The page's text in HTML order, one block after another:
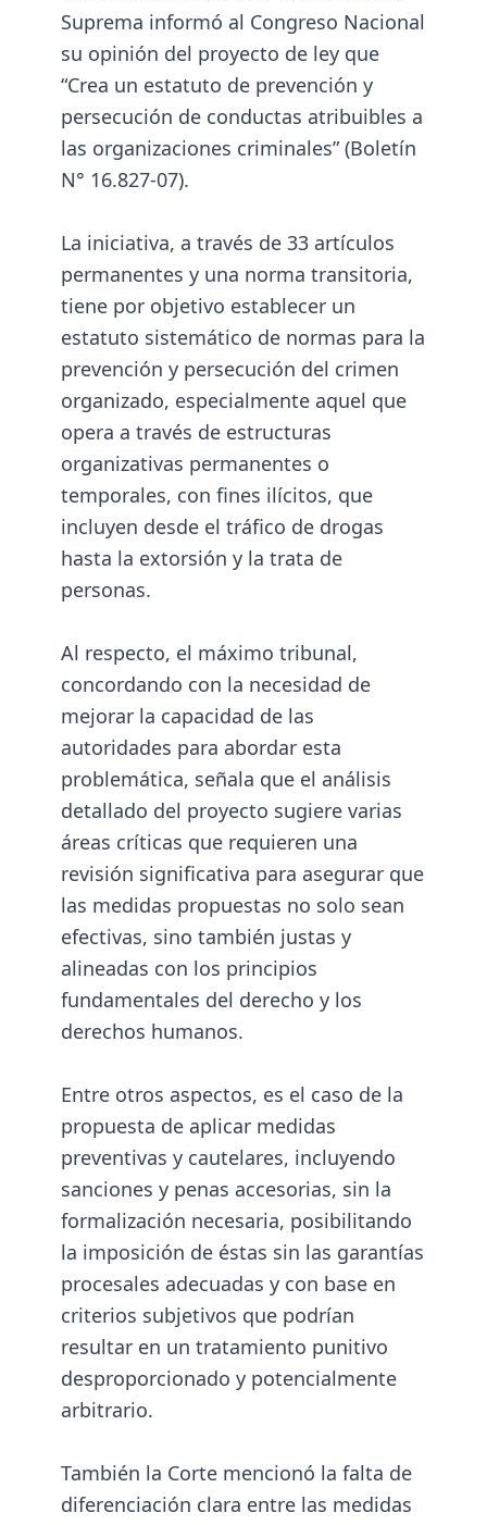
Suprema informó al Congreso Nacional
su opinión del proyecto de ley que
“Crea un estatuto de prevención y
persecución de conductas atribuibles a
las organizaciones criminales” (Boletín
N° 16.827-07).
La iniciativa, a través de 33 artículos
permanentes y una norma transitoria,
tiene por objetivo establecer un
estatuto sistemático de normas para la
prevención y persecución del crimen
organizado, especialmente aquel que
opera a través de estructuras
organizativas permanentes o
temporales, con fines ilícitos, que
incluyen desde el tráfico de drogas
hasta la extorsión y la trata de
personas.
Al respecto, el máximo tribunal,
concordando con la necesidad de
mejorar la capacidad de las
autoridades para abordar esta
problemática, señala que el análisis
detallado del proyecto sugiere varias
áreas críticas que requieren una
revisión significativa para asegurar que
las medidas propuestas no solo sean
efectivas, sino también justas y
alineadas con los principios
fundamentales del derecho y los
derechos humanos.
Entre otros aspectos, es el caso de la
propuesta de aplicar medidas
preventivas y cautelares, incluyendo
sanciones y penas accesorias, sin la
formalización necesaria, posibilitando
la imposición de éstas sin las garantías
procesales adecuadas y con base en
criterios subjetivos que podrían
resultar en un tratamiento punitivo
desproporcionado y potencialmente
arbitrario.
También la Corte mencionó la falta de
diferenciación clara entre las medidas